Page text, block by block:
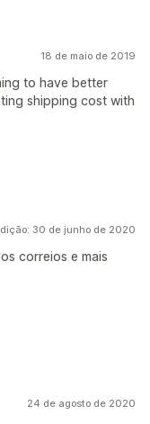
18 de maio de 2019
to have better
shipping cost with
30 de junho de 2020
correios e mais
24 de agosto de 2020